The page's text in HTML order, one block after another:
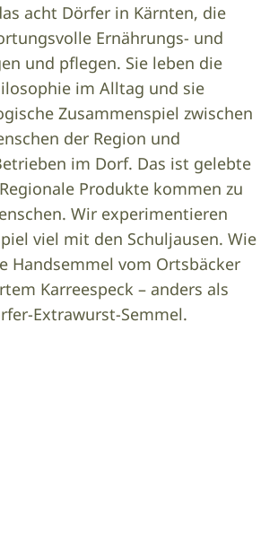
acht Dörfer in Kärnten, die
Ernährungs- und
und pflegen. Sie leben die
im Alltag und sie
Zusammenspiel zwischen
der Region und
im Dorf. Das ist gelebte
Produkte kommen zu
Wir experimentieren
viel mit den Schuljausen. Wie
Handsemmel vom Ortsbäcker
Karreespeck – anders als
Extrawurst-Semmel.